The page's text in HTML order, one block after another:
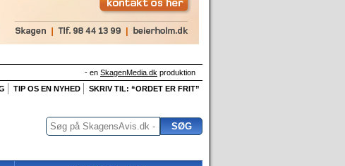
- en SkagenMedia.dk produktion
TIP OS EN NYHED SKRIV TIL: “ORDET ER FRIT”